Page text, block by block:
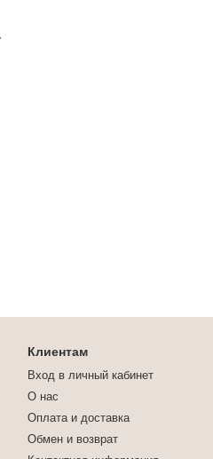
Клиентам
Вход в личный кабинет
О нас
Оплата и доставка
Обмен и возврат